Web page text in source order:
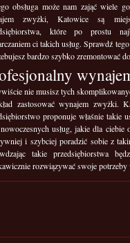
obsługa może nam zająć wiele
zwyżki, Katowice są
które po prostu
ci takich usług. Sprawdź
bardzo szybko zremontować
nie musisz tych
zastosować wynajem zwyżki.
proponuje właśnie takie
usług, jakie dla
i szybciej poradzić sobie z
takie przedsiębiorstwa
rozwiązywać swoje